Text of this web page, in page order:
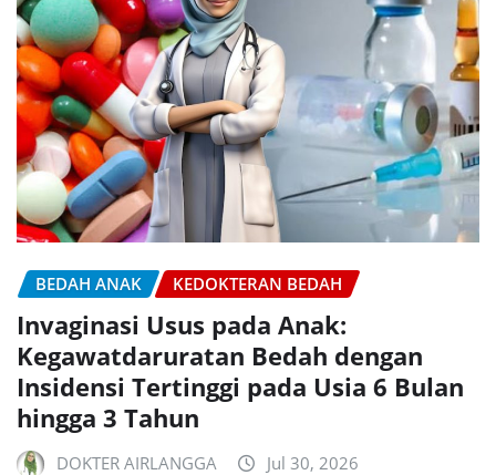
BEDAH ANAK KEDOKTERAN BEDAH
Invaginasi Usus pada Anak:
Kegawatdaruratan Bedah dengan
Insidensi Tertinggi pada Usia 6 Bulan
hingga 3 Tahun
DOKTER AIRLANGGA Jul 30, 2026